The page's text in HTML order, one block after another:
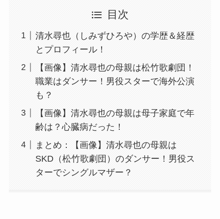
目次
清水尋也（しみずひろや）の学歴＆経歴
とプロフィール！
【画像】清水尋也の母親は松竹歌劇団！
職業はダンサー！男役スターで海外公演
も？
【画像】清水尋也の母親は母子家庭で年
齢は？心臓病だった！
まとめ：【画像】清水尋也の母親は
SKD（松竹歌劇団）のダンサー！男役ス
ターでシングルマザー？